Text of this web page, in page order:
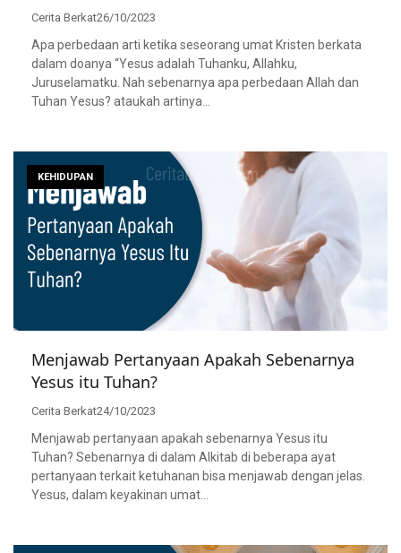
Cerita Berkat26/10/2023
Apa perbedaan arti ketika seseorang umat Kristen berkata
dalam doanya “Yesus adalah Tuhanku, Allahku,
Juruselamatku. Nah sebenarnya apa perbedaan Allah dan
Tuhan Yesus? ataukah artinya…
KEHIDUPAN
Menjawab Pertanyaan Apakah Sebenarnya
Yesus itu Tuhan?
Cerita Berkat24/10/2023
Menjawab pertanyaan apakah sebenarnya Yesus itu
Tuhan? Sebenarnya di dalam Alkitab di beberapa ayat
pertanyaan terkait ketuhanan bisa menjawab dengan jelas.
Yesus, dalam keyakinan umat…